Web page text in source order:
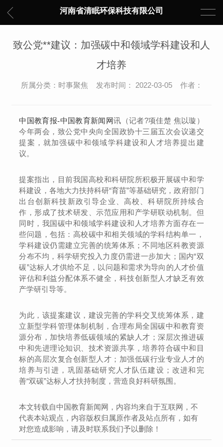
河南省清眠环保科技有限公司
致公党**建议：加强碳中和领域学科建设和人
才培养
所属分类：时事聚焦 发布时间： 2022-03-05 作者：
中国教育报-中国教育新闻网讯（记者?项佳楚 焦以璇）
今年两会，致公党中央向全国政协十三届五次会议递交
提案，就加强碳中和领域学科建设和人才培养提出建
议。
提案指出，目前我国高校和科研院所积极开展碳中和学
科建设，各地大力扶持科研“育苗”等基础研究，政府部门
出台创新科技新政引导企业、高校、科研院所持续合
作，形成了技术研发、示范应用和产学研联动机制。但
同时，我国碳中和领域学科建设和人才培养方面存在一
些问题，包括：高校碳中和相关领域的学科结构单一，
学科建设仍需建立完善的统筹体系；不同地区科教资源
分布不均，科学研究投入力度仍需进一步加大；国内“双
碳”达标人才供给不足，以问题和需求为导向的人才价值
评估和利益分配体系不健全，科技创新型人才缺乏有效
产学研引导等。
为此，该提案建议，建设完善的学科交叉统筹体系，建
立新型学科管理体制机制，合理布局全国碳中和教育资
源分布，加快培养低碳领域的紧缺人才；深层次推进碳
中和先进理论知识、技术资源共享，培养符合碳中和目
标的高层次复合创新型人才；加强低碳行业专业人才的
培养与引进，巩固基础研究人才队伍建设；改进和完
善“双碳”达标人才扶持制度，营造良好科研氛围。
本文转载自中国教育新闻网，内容均来自于互联网，不
代表本站观点，内容版权归属原作者及站点所有，如有
对您造成影响，请及时联系我们予以删除！